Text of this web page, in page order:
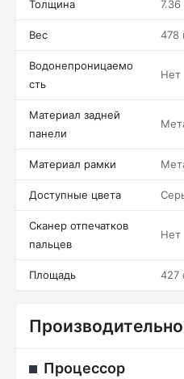
Толщина
Вес 478
Водонепроницаемо
сть
Нет
Материал задней
панели
Материал рамки
Доступные цвета
Сканер отпечатков
пальцев
Нет
Площадь 427
Процессор